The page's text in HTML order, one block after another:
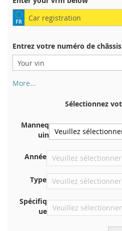
D’ENVIE
Entrez votre numéro de
More...
d'immatriculation. Et aussi
Centrer contre la cloison sous
Directement dans le
Près du pare-brise, sur le
Dans le montant de porte
Sélectionnez
Manneq
uin
Année
Type
Spécifiq
ue